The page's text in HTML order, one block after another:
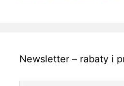
Newsletter – rabaty i